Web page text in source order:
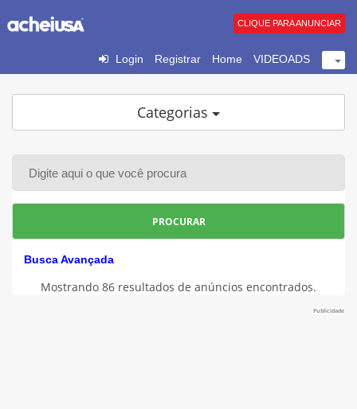
Login Registrar Home VIDEOADS
CLIQUE PARA ANUNCIAR
Categorias
PROCURAR
Busca Avançada
Mostrando 86 resultados de anúncios encontrados.
Publicidade